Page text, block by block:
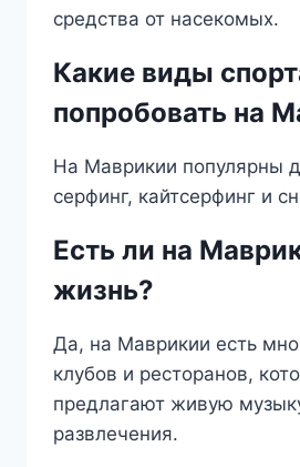
средства от насекомых.
Какие виды
попробовать на
На Маврикии популярны
серфинг, кайтсерфинг и
Есть ли на
жизнь?
Да, на Маврикии есть
клубов и ресторанов,
предлагают живую
развлечения.